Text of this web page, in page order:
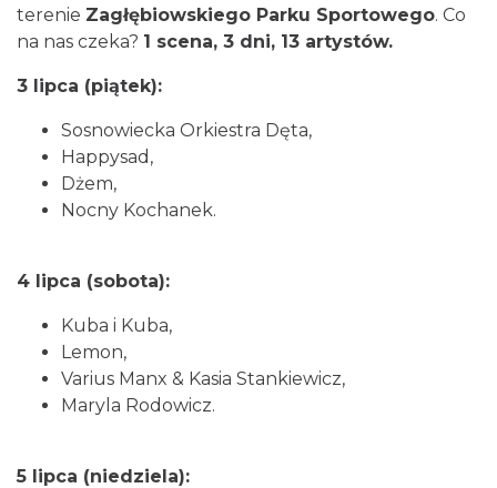
2026-08-14
9.34 km
17th WORLD BRIDGE SERIES – Katowice
Katowice
9.34 km
terenie Zagłębiowskiego Parku Sportowego. Co
na nas czeka? 1 scena, 3 dni, 13 artystów.
3 lipca (piątek):
Sosnowiecka Orkiestra Dęta,
Happysad,
Dżem,
Nocny Kochanek.
4 lipca (sobota):
Kuba i Kuba,
Lemon,
Varius Manx & Kasia Stankiewicz,
Maryla Rodowicz.
5 lipca (niedziela):